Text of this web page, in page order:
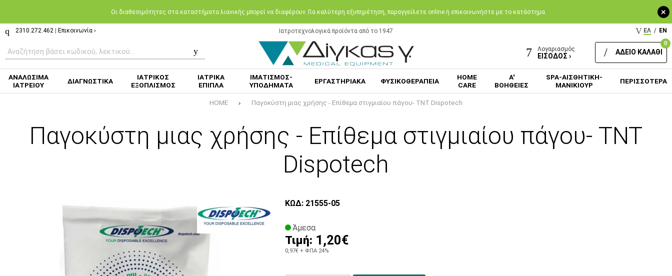
+
Oι διαθεσιμότητες στα καταστήματα λιανικής μπορεί να διαφέρουν. Για καλύτερη εξυπηρέτηση, παραγγείλετε online ή επικοινωνήστε με το κατάστημα.
2310.272.462 Επικοινωνία › Ιατροτεχνολογικά προϊόντα από το 1947 ΕΛ / EN
Λογαριασμός
ΕΙΣΟΔΟΣ ›
0
ΑΔΕΙΟ ΚΑΛΑΘΙ
ΑΝΑΛΩΣΙΜΑ
ΙΑΤΡΕΙΟΥ
ΔΙΑΓΝΩΣΤΙΚΑ
ΙΑΤΡΙΚΟΣ
ΕΞΟΠΛΙΣΜΟΣ
ΙΑΤΡΙΚΑ
ΕΠΙΠΛΑ
ΙΜΑΤΙΣΜΟΣ-
ΥΠΟΔΗΜΑΤΑ
ΕΡΓΑΣΤΗΡΙΑΚΑ ΦΥΣΙΚΟΘΕΡΑΠΕΙΑ
HOME
CARE
Α'
ΒΟΗΘΕΙΕΣ
SPA-ΑΙΣΘΗΤΙΚΗ-
ΜΑΝΙΚΙΟΥΡ
ΠΕΡΙΣΣΟΤΕΡΑ
HOME Παγοκύστη μιας χρήσης - Επίθεμα στιγμιαίου πάγου- TNT Dispotech
Παγοκύστη μιας χρήσης - Επίθεμα στιγμιαίου πάγου- TNT
Dispotech
ΚΩΔ: 21555-05
Άμεσα
Τιμή: 1,20€
0,97€ + ΦΠΑ 24%